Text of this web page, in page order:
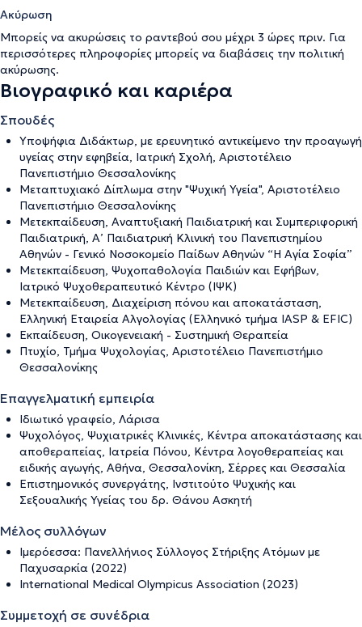
Ακύρωση
Μπορείς να ακυρώσεις το ραντεβού σου μέχρι 3 ώρες πριν. Για
περισσότερες πληροφορίες μπορείς να διαβάσεις την πολιτική
ακύρωσης.
Βιογραφικό και καριέρα
Σπουδές
Υποψήφια Διδάκτωρ, με ερευνητικό αντικείμενο την προαγωγή
υγείας στην εφηβεία, Ιατρική Σχολή, Αριστοτέλειο
Πανεπιστήμιο Θεσσαλονίκης
Μεταπτυχιακό Δίπλωμα στην "Ψυχική Υγεία", Αριστοτέλειο
Πανεπιστήμιο Θεσσαλονίκης
Μετεκπαίδευση, Αναπτυξιακή Παιδιατρική και Συμπεριφορική
Παιδιατρική, Α’ Παιδιατρική Κλινική του Πανεπιστημίου
Αθηνών - Γενικό Νοσοκομείο Παίδων Αθηνών “Η Αγία Σοφία”
Μετεκπαίδευση, Ψυχοπαθολογία Παιδιών και Εφήβων,
Ιατρικό Ψυχοθεραπευτικό Κέντρο (ΙΨΚ)
Μετεκπαίδευση, Διαχείριση πόνου και αποκατάσταση,
Ελληνική Εταιρεία Αλγολογίας (Ελληνικό τμήμα IASP & EFIC)
Εκπαίδευση, Οικογενειακή - Συστημική Θεραπεία
Πτυχίο, Τμήμα Ψυχολογίας, Αριστοτέλειο Πανεπιστήμιο
Θεσσαλονίκης
Επαγγελματική εμπειρία
Ιδιωτικό γραφείο, Λάρισα
Ψυχολόγος, Ψυχιατρικές Κλινικές, Κέντρα αποκατάστασης και
αποθεραπείας, Ιατρεία Πόνου, Κέντρα λογοθεραπείας και
ειδικής αγωγής, Αθήνα, Θεσσαλονίκη, Σέρρες και Θεσσαλία
Επιστημονικός συνεργάτης, Ινστιτούτο Ψυχικής και
Σεξουαλικής Υγείας του δρ. Θάνου Ασκητή
Μέλος συλλόγων
Ιμερόεσσα: Πανελλήνιος Σύλλογος Στήριξης Ατόμων με
Παχυσαρκία (2022)
International Medical Olympicus Association (2023)
Συμμετοχή σε συνέδρια